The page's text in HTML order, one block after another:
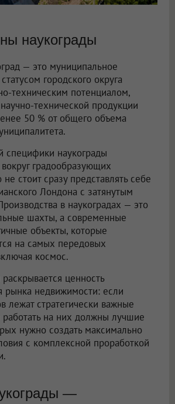
наукограды
— это муниципальное
городского округа
техническим потенциалом,
технической продукции
50 % от общего объема
специфики наукограды
градообразующих
стоит сразу представлять себе
Лондона с затянутым
в наукоградах — это
шахты, а современные
объекты, которые
на самых передовых
космос.
ценность
рынка недвижимости: если
лежат стратегически важные
работать на них должны лучшие
нужно создать максимально
с комплексной проработкой
—